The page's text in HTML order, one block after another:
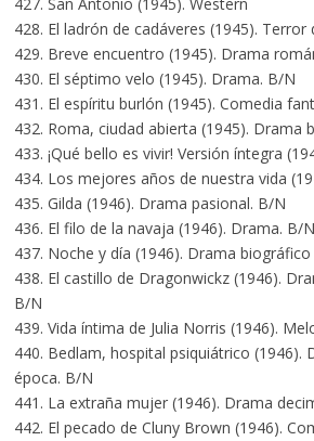
427. San Antonio (1945). Western
428. El ladrón de cadáveres (1945).
429. Breve encuentro (1945). Drama
430. El séptimo velo (1945). Drama. B/N
431. El espíritu burlón (1945). Comedia
432. Roma, ciudad abierta (1945). Drama
433. ¡Qué bello es vivir! Versión íntegra
434. Los mejores años de nuestra vida
435. Gilda (1946). Drama pasional. B/N
436. El filo de la navaja (1946). Drama. B/N
437. Noche y día (1946). Drama biográfico
438. El castillo de Dragonwickz (1946).
B/N
439. Vida íntima de Julia Norris (1946).
440. Bedlam, hospital psiquiátrico (1946).
época. B/N
441. La extraña mujer (1946). Drama
442. El pecado de Cluny Brown (1946).